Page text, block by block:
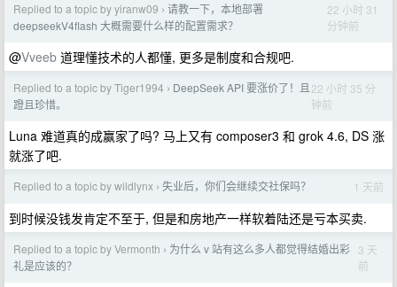
Replied to a topic by yiranw09 › 请教一下，本地部署
deepseekV4flash 大概需要什么样的配置需求？
22 小时 31
分钟前
@Vveeb 道理懂技术的人都懂, 更多是制度和合规吧.
Replied to a topic by Tiger1994 › DeepSeek API 要涨价了！且
蹬且珍惜。
22 小时 35 分
钟前
Luna 难道真的成赢家了吗? 马上又有 composer3 和 grok 4.6, DS 涨
就涨了吧.
Replied to a topic by wildlynx › 失业后，你们会继续交社保吗？ 1 天前
到时候没钱发肯定不至于, 但是和房地产一样软着陆还是亏本买卖.
Replied to a topic by Vermonth › 为什么 v 站有这么多人都觉得结婚出彩
礼是应该的？
3 天
前